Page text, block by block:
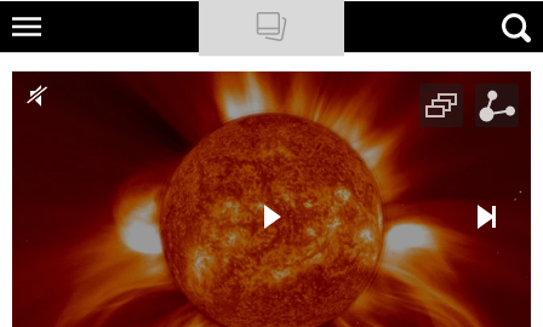
Skip
main
NATIONAL GEOGRAPHIC
Newsletter